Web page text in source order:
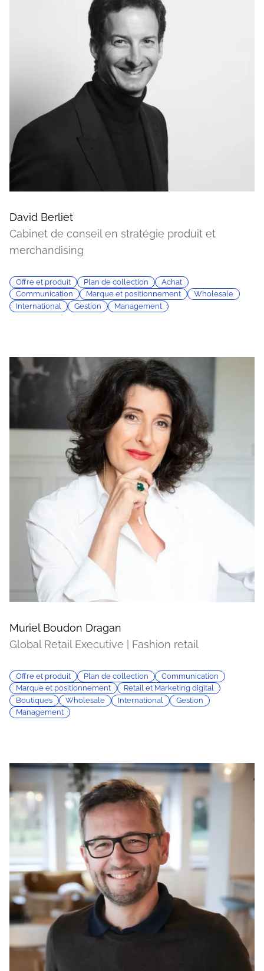
David Berliet
Cabinet de conseil en stratégie produit et
merchandising
Offre et produit Plan de collection
Achat
Communication
Marque et positionnement
Wholesale
International
Gestion Management
Muriel Boudon Dragan
Global Retail Executive | Fashion retail
Offre et produit Plan de collection
Communication
Marque et positionnement
Retail et Marketing digital
Boutiques
Wholesale International
Gestion
Management